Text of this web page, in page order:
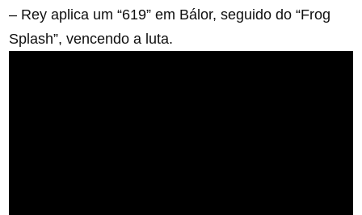
– Rey aplica um “619” em Bálor, seguido do “Frog
Splash”, vencendo a luta.